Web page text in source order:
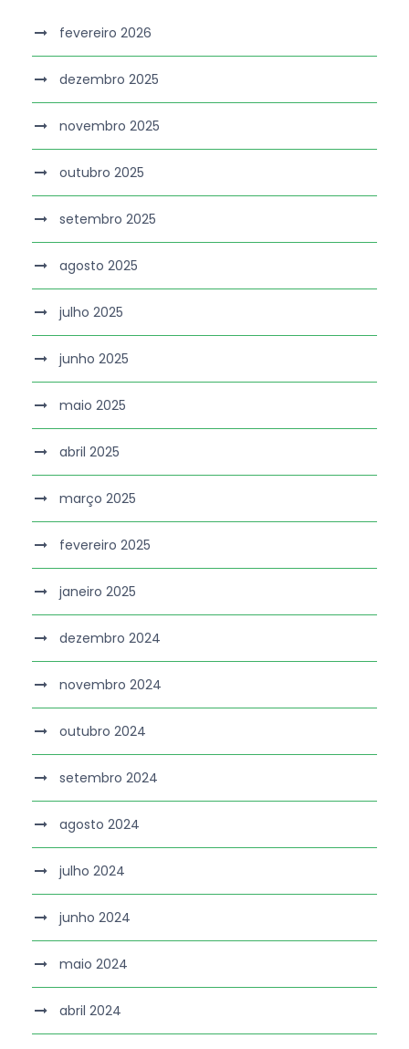
fevereiro 2026
dezembro 2025
novembro 2025
outubro 2025
setembro 2025
agosto 2025
julho 2025
junho 2025
maio 2025
abril 2025
março 2025
fevereiro 2025
janeiro 2025
dezembro 2024
novembro 2024
outubro 2024
setembro 2024
agosto 2024
julho 2024
junho 2024
maio 2024
abril 2024